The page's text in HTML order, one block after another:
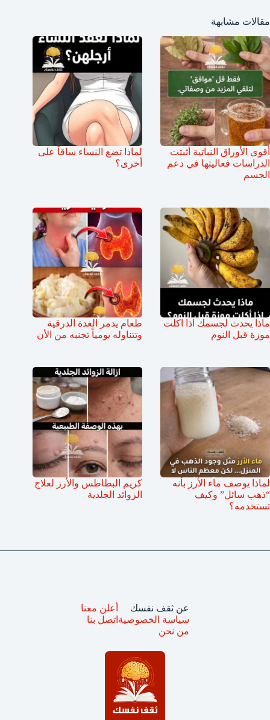
مقالات مشابهة
أقوى الأوراق النباتية أثبتت
الدراسات فعاليتها في دعم
الجسم
لماذا تضع النساء ساقاً على
أخرى؟
ماذا يحدث لجسمك اذا اكلت
موزة قبل النوم
طعام يدمر الغدة الدرقية
وتتناوله يومياً تجنبه من الأن
لماذا يوصف ماء الأرز بأنه
“ذهب سائل” وكيف
تستخدمه؟
كريم البطاطس والأرز لعلاج
الزوائد الجلدية
عن ثقف نفسك
سياسة الخصوصية
من نحن
أعلن معنا
اتصل بنا